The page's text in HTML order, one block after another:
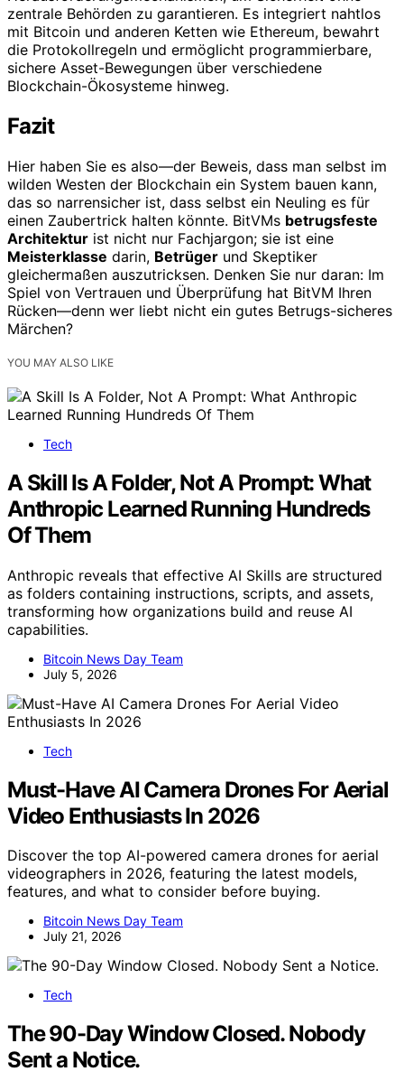
zentrale Behörden zu garantieren. Es integriert nahtlos
mit Bitcoin und anderen Ketten wie Ethereum, bewahrt
die Protokollregeln und ermöglicht programmierbare,
sichere Asset-Bewegungen über verschiedene
Blockchain-Ökosysteme hinweg.
Fazit
Hier haben Sie es also—der Beweis, dass man selbst im
wilden Westen der Blockchain ein System bauen kann,
das so narrensicher ist, dass selbst ein Neuling es für
einen Zaubertrick halten könnte. BitVMs betrugsfeste
Architektur ist nicht nur Fachjargon; sie ist eine
Meisterklasse darin, Betrüger und Skeptiker
gleichermaßen auszutricksen. Denken Sie nur daran: Im
Spiel von Vertrauen und Überprüfung hat BitVM Ihren
Rücken—denn wer liebt nicht ein gutes Betrugs-sicheres
Märchen?
YOU MAY ALSO LIKE
Tech
A Skill Is A Folder, Not A Prompt: What
Anthropic Learned Running Hundreds
Of Them
Anthropic reveals that effective AI Skills are structured
as folders containing instructions, scripts, and assets,
transforming how organizations build and reuse AI
capabilities.
Bitcoin News Day Team
July 5, 2026
Tech
Must-Have AI Camera Drones For Aerial
Video Enthusiasts In 2026
Discover the top AI-powered camera drones for aerial
videographers in 2026, featuring the latest models,
features, and what to consider before buying.
Bitcoin News Day Team
July 21, 2026
Tech
The 90-Day Window Closed. Nobody
Sent a Notice.